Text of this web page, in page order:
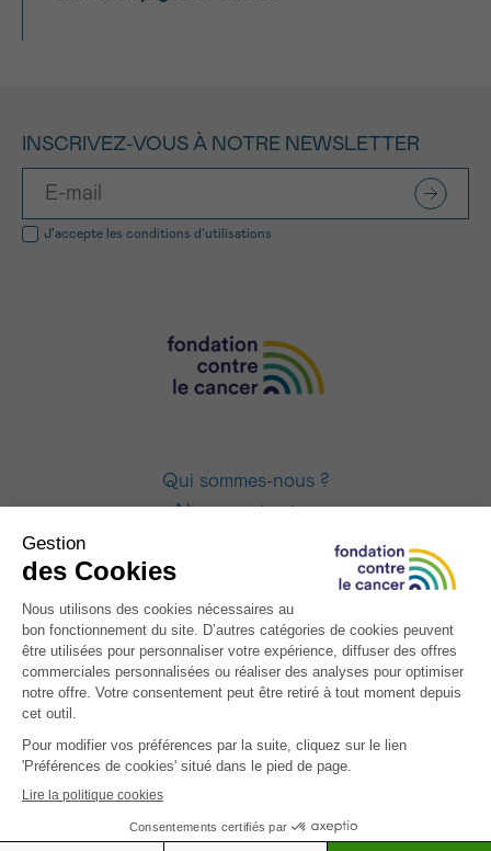
INSCRIVEZ-VOUS À NOTRE NEWSLETTER
J’accepte les conditions d’utilisations
Qui sommes-nous ?
Nous contacter
Comment nous soutenir
Chaque jour entre 9 et 18h